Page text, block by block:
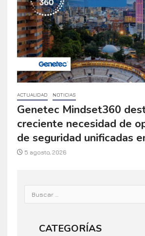
ACTUALIDAD NOTICIAS
Genetec Mindset360
creciente necesidad de
de seguridad unificadas
5 agosto, 2026
CATEGORÍAS